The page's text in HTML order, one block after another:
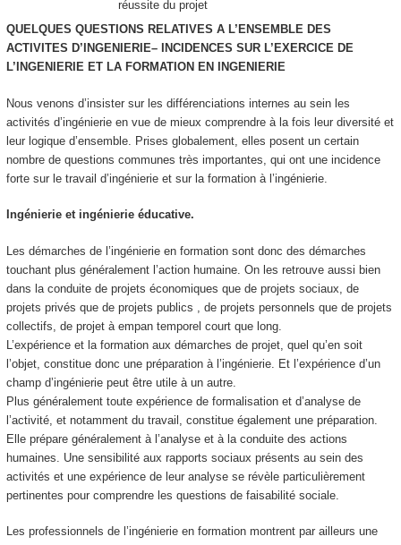
réussite du projet
QUELQUES QUESTIONS RELATIVES A L’ENSEMBLE DES
ACTIVITES D’INGENIERIE– INCIDENCES SUR L’EXERCICE DE
L’INGENIERIE ET LA FORMATION EN INGENIERIE
Nous venons d’insister sur les différenciations internes au sein les
activités d’ingénierie en vue de mieux comprendre à la fois leur diversité et
leur logique d’ensemble. Prises globalement, elles posent un certain
nombre de questions communes très importantes, qui ont une incidence
forte sur le travail d’ingénierie et sur la formation à l’ingénierie.
Ingénierie et ingénierie éducative.
Les démarches de l’ingénierie en formation sont donc des démarches
touchant plus généralement l’action humaine. On les retrouve aussi bien
dans la conduite de projets économiques que de projets sociaux, de
projets privés que de projets publics , de projets personnels que de projets
collectifs, de projet à empan temporel court que long.
L’expérience et la formation aux démarches de projet, quel qu’en soit
l’objet, constitue donc une préparation à l’ingénierie. Et l’expérience d’un
champ d’ingénierie peut être utile à un autre.
Plus généralement toute expérience de formalisation et d’analyse de
l’activité, et notamment du travail, constitue également une préparation.
Elle prépare généralement à l’analyse et à la conduite des actions
humaines. Une sensibilité aux rapports sociaux présents au sein des
activités et une expérience de leur analyse se révèle particulièrement
pertinentes pour comprendre les questions de faisabilité sociale.
Les professionnels de l’ingénierie en formation montrent par ailleurs une